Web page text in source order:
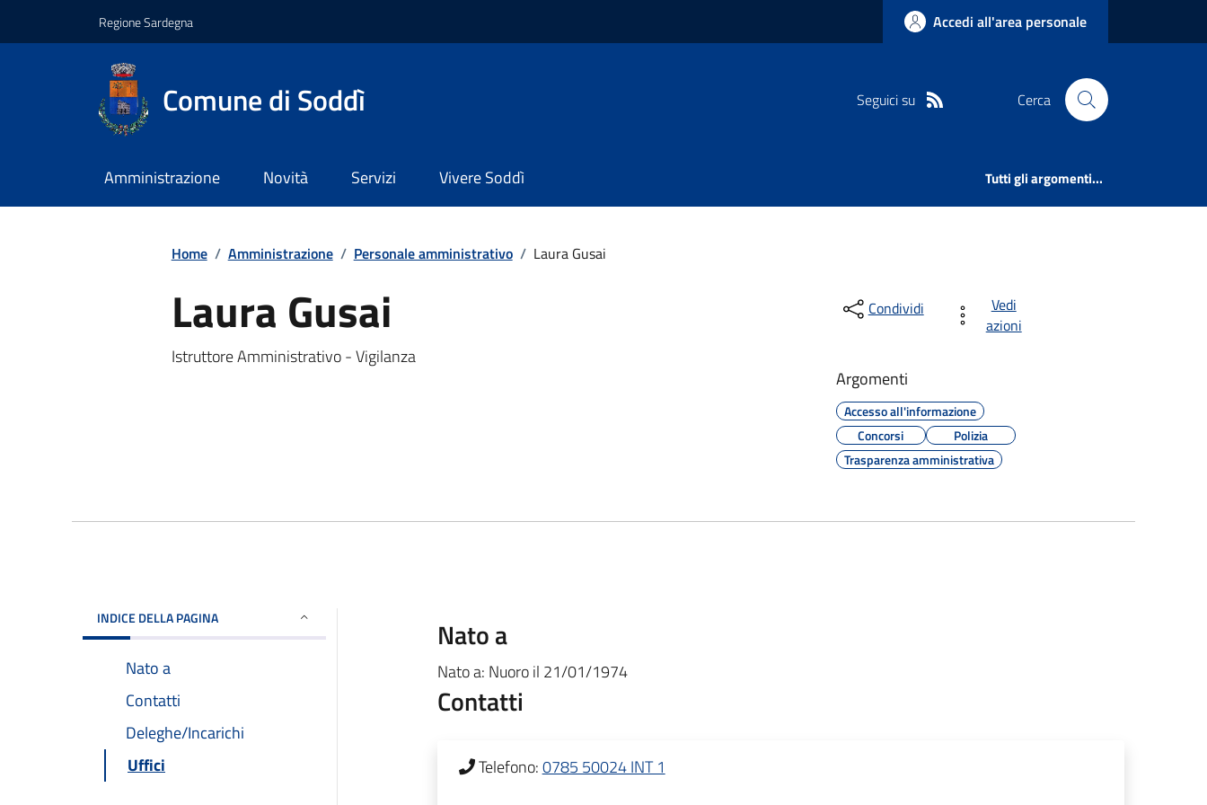
Regione Sardegna Accedi all'area personale
Comune di Soddì Seguici su Cerca
Amministrazione Novità Servizi Vivere Soddì Tutti gli argomenti...
Home / Amministrazione / Personale amministrativo / Laura Gusai
Laura Gusai
Istruttore Amministrativo - Vigilanza
Condividi
Vedi
azioni
Argomenti
Accesso all'informazione
Concorsi
Polizia
Trasparenza amministrativa
INDICE DELLA PAGINA
Nato a
Contatti
Deleghe/Incarichi
Uffici
Nato a
Nato a: Nuoroil 21/01/1974
Contatti
Telefono:0785 50024 INT 1